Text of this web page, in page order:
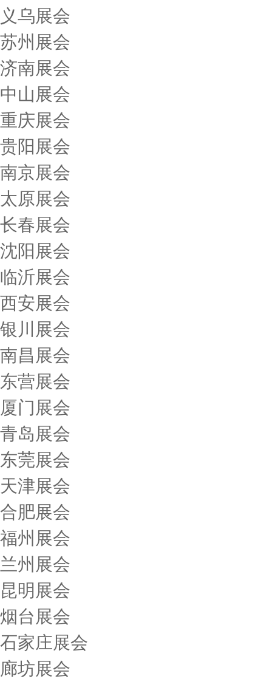
义乌展会
苏州展会
济南展会
中山展会
重庆展会
贵阳展会
南京展会
太原展会
长春展会
沈阳展会
临沂展会
西安展会
银川展会
南昌展会
东营展会
厦门展会
青岛展会
东莞展会
天津展会
合肥展会
福州展会
兰州展会
昆明展会
烟台展会
石家庄展会
廊坊展会